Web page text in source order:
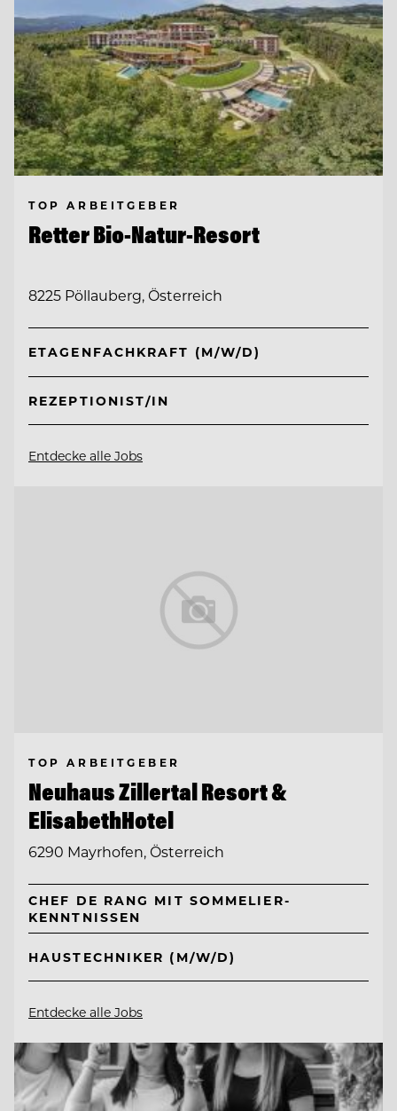
TOP ARBEITGEBER
Retter Bio-Natur-Resort
8225 Pöllauberg, Österreich
ETAGENFACHKRAFT (M/W/D)
REZEPTIONIST/IN
Entdecke alle Jobs
TOP ARBEITGEBER
Neuhaus Zillertal Resort &
ElisabethHotel
6290 Mayrhofen, Österreich
CHEF DE RANG MIT SOMMELIER-
KENNTNISSEN
HAUSTECHNIKER (M/W/D)
Entdecke alle Jobs